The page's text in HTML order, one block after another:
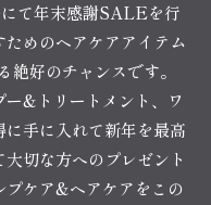
て年末感謝SALEを行
めのヘアケアアイテム
好のチャンスです。
ー&トリートメント、ワ
手に入れて新年を最高
切な方へのプレゼント
プケア&ヘアケアをこの